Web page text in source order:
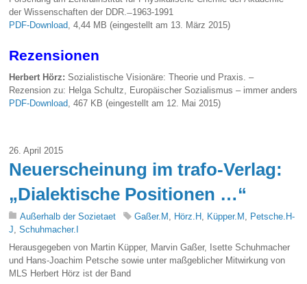
der Wissenschaften der DDR. ̶ 1963-1991
PDF-Download , 4,44 MB (eingestellt am 13. März 2015)
Rezensionen
Herbert Hörz: Sozialistische Visionäre: Theorie und Praxis. –
Rezension zu: Helga Schultz, Europäischer Sozialismus – immer anders
PDF-Download, 467 KB (eingestellt am 12. Mai 2015)
26. April 2015
Neuerscheinung im trafo-Verlag:
„Dialektische Positionen …“
Außerhalb der Sozietaet Gaßer.M , Hörz.H , Küpper.M , Petsche.H-
J,Schuhmacher.I
Herausgegeben von Martin Küpper, Marvin Gaßer, Isette Schuhmacher
und Hans-Joachim Petsche sowie unter maßgeblicher Mitwirkung von
MLS Herbert Hörz ist der Band